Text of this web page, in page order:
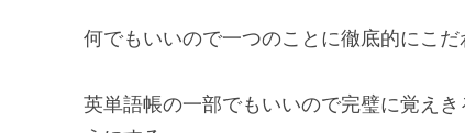
てきて、実力が一気に伸びます。そしてま